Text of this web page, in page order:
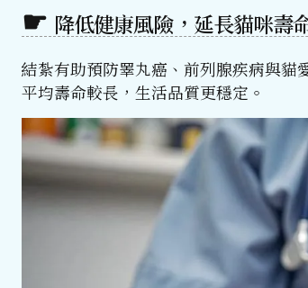
降低健康風險，延長貓咪壽
結紮有助預防睪丸癌、前列腺疾病與
平均壽命較長，生活品質更穩定。